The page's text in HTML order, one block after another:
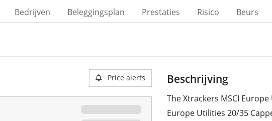
Bedrijven Beleggingsplan Prestaties Risico Beurs
Price alerts Beschrijving
The Xtrackers MSCI Europe
Europe Utilities 20/35